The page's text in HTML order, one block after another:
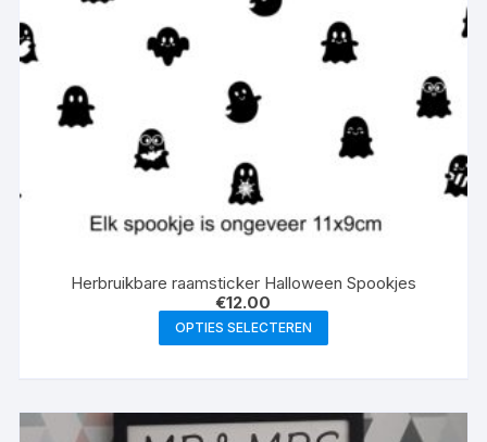
gekozen
worden
productpagina
Herbruikbare raamsticker Halloween Spookjes
€12.00
OPTIES SELECTEREN
product
variaties.